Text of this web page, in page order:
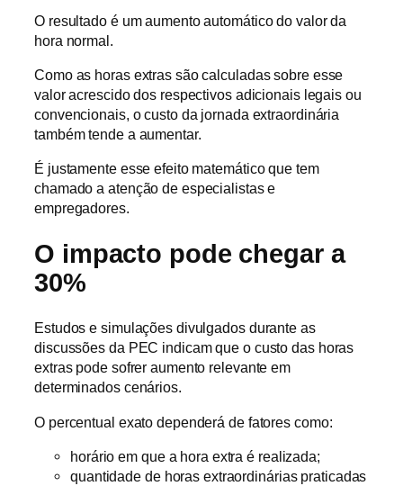
O resultado é um aumento automático do valor da
hora normal.
Como as horas extras são calculadas sobre esse
valor acrescido dos respectivos adicionais legais ou
convencionais, o custo da jornada extraordinária
também tende a aumentar.
É justamente esse efeito matemático que tem
chamado a atenção de especialistas e
empregadores.
O impacto pode chegar a
30%
Estudos e simulações divulgados durante as
discussões da PEC indicam que o custo das horas
extras pode sofrer aumento relevante em
determinados cenários.
O percentual exato dependerá de fatores como:
horário em que a hora extra é realizada;
quantidade de horas extraordinárias praticadas